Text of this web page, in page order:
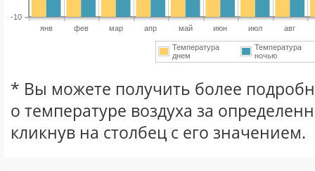
янв фев мар апр май июн июл авг
-10
Температура
днем
Температура
ночью
* Вы можете получить более
о температуре воздуха за
кликнув на столбец с его значением.